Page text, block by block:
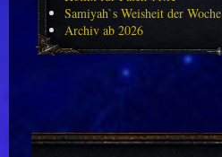
Samiyah`s Weisheit der Woche
Archiv ab 2026